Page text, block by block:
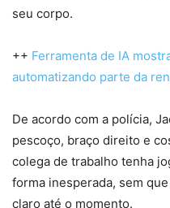
seu corpo.
++ Ferramenta de IA
automatizando parte da
De acordo com a polícia,
pescoço, braço direito e
colega de trabalho tenha
forma inesperada, sem
claro até o momento.